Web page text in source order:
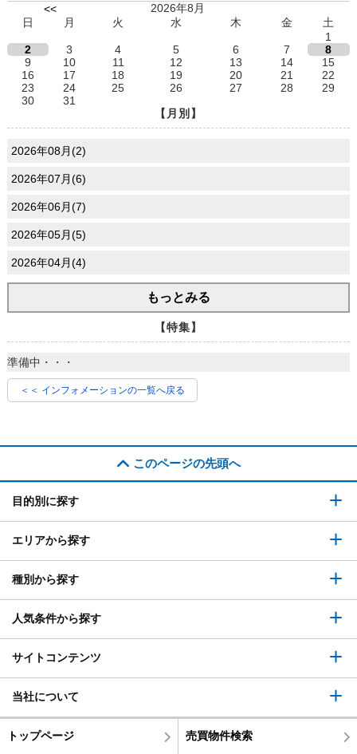
<<
2026年8月
日
月 火 水 木 金
土
1
2
3 4 5 6 7
8
9
10 11 12 13 14
15
16
17 18 19 20 21
22
23
24 25 26 27 28
29
30
31
【月別】
2026年08月(2)
2026年07月(6)
2026年06月(7)
2026年05月(5)
2026年04月(4)
もっとみる
【特集】
準備中・・・
＜＜ インフォメーションの一覧へ戻る
このページの先頭へ
目的別に探す
エリアから探す
種別から探す
人気条件から探す
サイトコンテンツ
当社について
トップページ 売買物件検索